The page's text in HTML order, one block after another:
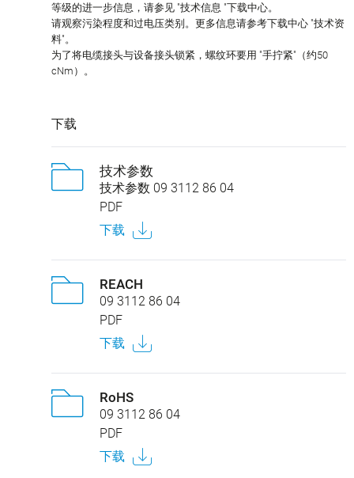
等级的进一步信息，请参见 "技术信息 "下载中心。
请观察污染程度和过电压类别。更多信息请参考下载中心 "技术资
料"。
为了将电缆接头与设备接头锁紧，螺纹环要用 "手拧紧"（约50
cNm）。
下载
技术参数
技术参数 09 3112 86 04
PDF
下载
REACH
09 3112 86 04
PDF
下载
RoHS
09 3112 86 04
PDF
下载